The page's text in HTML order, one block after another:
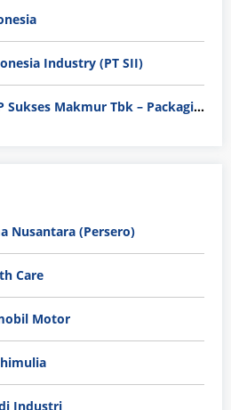
Industry (PT SII)
PT Indofood CBP Sukses Makmur Tbk – Packaging Division
Nusantara (Persero)
Care
Motor
Industri